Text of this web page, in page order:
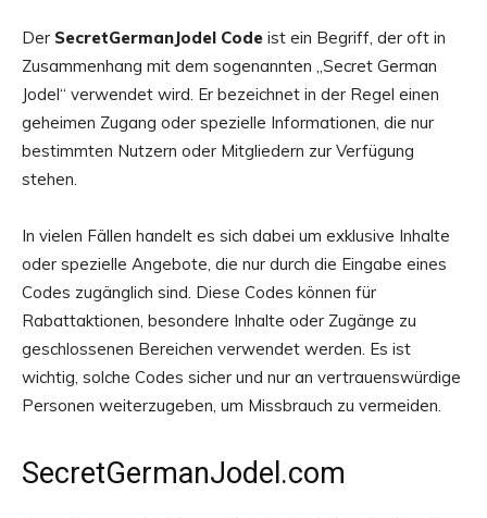
Der SecretGermanJodel Code ist ein Begriff, der oft in
Zusammenhang mit dem sogenannten „Secret German
Jodel“ verwendet wird. Er bezeichnet in der Regel einen
geheimen Zugang oder spezielle Informationen, die nur
bestimmten Nutzern oder Mitgliedern zur Verfügung
stehen.
In vielen Fällen handelt es sich dabei um exklusive Inhalte
oder spezielle Angebote, die nur durch die Eingabe eines
Codes zugänglich sind. Diese Codes können für
Rabattaktionen, besondere Inhalte oder Zugänge zu
geschlossenen Bereichen verwendet werden. Es ist
wichtig, solche Codes sicher und nur an vertrauenswürdige
Personen weiterzugeben, um Missbrauch zu vermeiden.
SecretGermanJodel.com